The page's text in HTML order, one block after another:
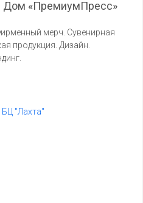
Дом «ПремиумПресс»
мерч. Сувенирная
продукция. Дизайн.
БЦ "Лахта"